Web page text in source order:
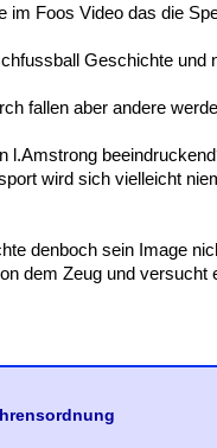
Foos Video das die
Geschichte
fallen aber andere
l.Amstrong
wird sich vielleicht
denboch sein Image
dem Zeug und versucht